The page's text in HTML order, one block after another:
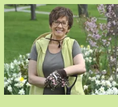
Hoppa